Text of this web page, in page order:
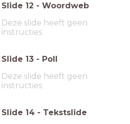
Slide 12 - Woordweb
Deze slide heeft geen
instructies
Slide 13 - Poll
Deze slide heeft geen
instructies
Slide 14 - Tekstslide